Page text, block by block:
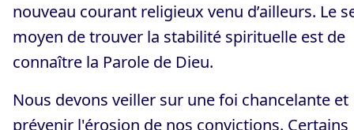
nouveau courant religieux venu d’ailleurs. Le
moyen de trouver la stabilité spirituelle est de
connaître la Parole de Dieu.
Nous devons veiller sur une foi chancelante et
prévenir l'érosion de nos convictions. Certains